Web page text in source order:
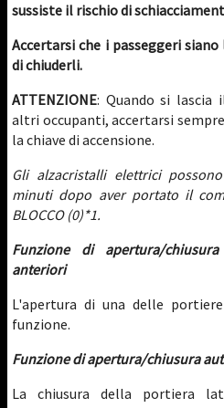
sussiste il rischio di
Accertarsi che i passeggeri
di chiuderli.
ATTENZIONE: Quando si lascia
altri occupanti, accertarsi
la chiave di accensione.
Gli alzacristalli elettrici
minuti dopo aver portato il
BLOCCO (0)*1.
Funzione di apertura/
anteriori
L'apertura di una delle
funzione.
Funzione di apertura/chiusura
La chiusura della portiera